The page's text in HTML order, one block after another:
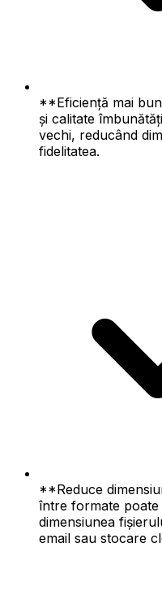
**Eficiență mai
și calitate
vechi, reducând
fidelitatea.
**Reduce
între formate
dimensiunea
email sau stocare